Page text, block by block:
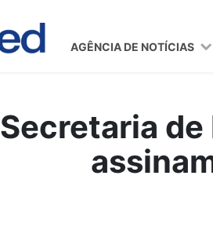
AGÊNCIA DE NOTÍCIAS
Secretaria